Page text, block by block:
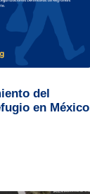
del
en México